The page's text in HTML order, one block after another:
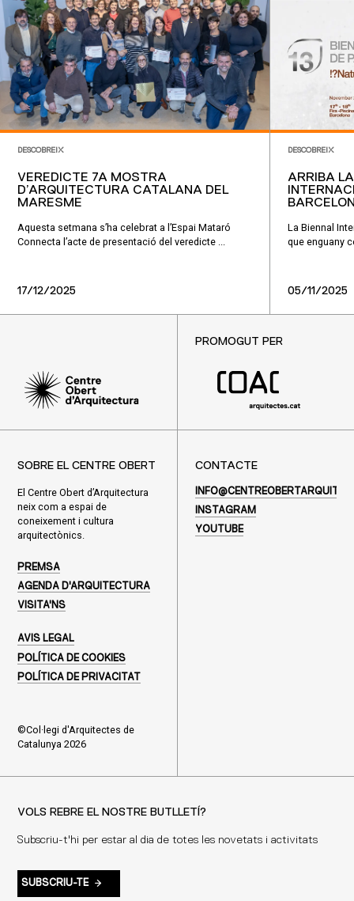
DESCOBREIX
VEREDICTE 7A MOSTRA
D’ARQUITECTURA CATALANA DEL
MARESME
Aquesta setmana s’ha celebrat a l’Espai Mataró
Connecta l’acte de presentació del veredicte ...
17/12/2025
DESCOBREIX
ARRIBA
La Biennal
que enguany
05/11/2025
PROMOGUT PER
SOBRE EL CENTRE OBERT
El Centre Obert d’Arquitectura
neix com a espai de
coneixement i cultura
arquitectònics.
PREMSA
AGENDA D'ARQUITECTURA
VISITA'NS
AVIS LEGAL
POLÍTICA DE COOKIES
POLÍTICA DE PRIVACITAT
©Col·legi d'Arquitectes de
Catalunya 2026
CONTACTE
INSTAGRAM
YOUTUBE
VOLS REBRE EL NOSTRE BUTLLETÍ?
Subscriu-t'hi per estar al dia de totes les novetats i activitats
SUBSCRIU-TE